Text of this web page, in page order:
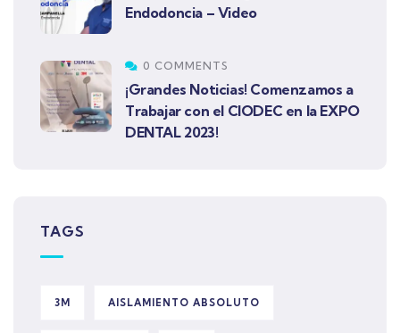
Endodoncia – Video
0 COMMENTS
¡Grandes Noticias! Comenzamos a
Trabajar con el CIODEC en la EXPO
DENTAL 2023!
TAGS
3M AISLAMIENTO ABSOLUTO